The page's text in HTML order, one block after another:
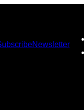
Newsletter